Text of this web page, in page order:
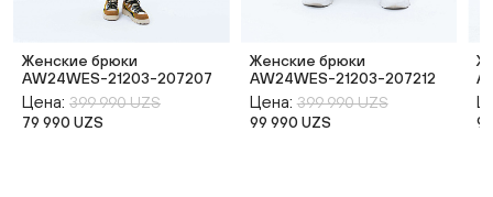
Женские брюки
AW24WES-21203-207207
Цена: 399 990 UZS
79 990 UZS
Женские брюки
AW24WES-21203-207212
Цена: 399 990 UZS
99 990 UZS